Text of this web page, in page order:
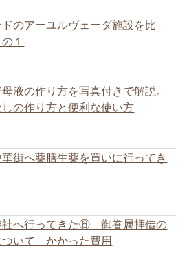
のアーユルヴェーダ施設を比
１
液の作り方を写真付きで解説。
の作り方と便利な使い方
街へ薬膳生薬を買いに行ってき
社へ行ってきた⑥ 御眷属拝借の
ついて かかった費用